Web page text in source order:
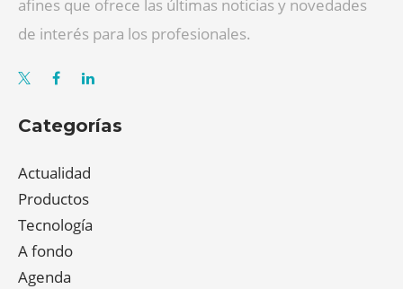
afines que ofrece las últimas noticias y novedades
de interés para los profesionales.
Categorías
Actualidad
Productos
Tecnología
A fondo
Agenda